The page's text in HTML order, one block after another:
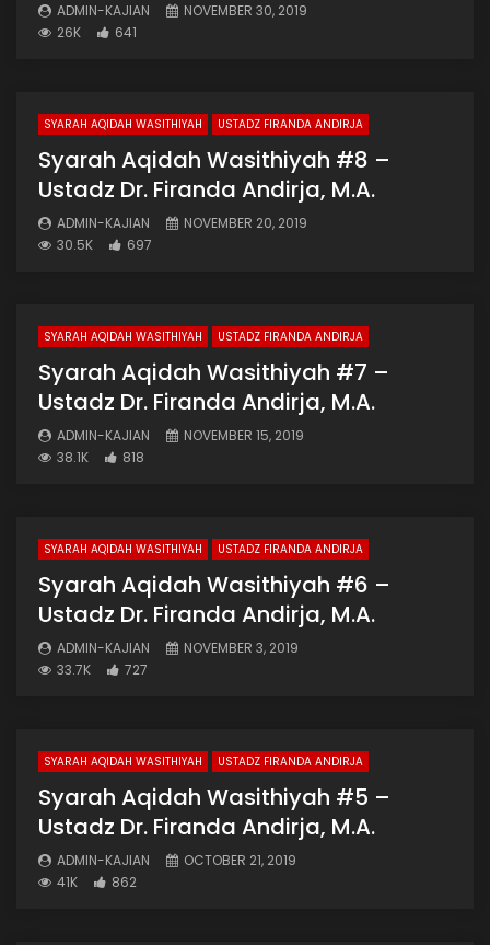
ADMIN-KAJIAN
NOVEMBER 30, 2019
26K
641
SYARAH AQIDAH WASITHIYAH USTADZ FIRANDA ANDIRJA
Syarah Aqidah Wasithiyah #8 –
Ustadz Dr. Firanda Andirja, M.A.
ADMIN-KAJIAN
NOVEMBER 20, 2019
30.5K
697
SYARAH AQIDAH WASITHIYAH USTADZ FIRANDA ANDIRJA
Syarah Aqidah Wasithiyah #7 –
Ustadz Dr. Firanda Andirja, M.A.
ADMIN-KAJIAN
NOVEMBER 15, 2019
38.1K
818
SYARAH AQIDAH WASITHIYAH USTADZ FIRANDA ANDIRJA
Syarah Aqidah Wasithiyah #6 –
Ustadz Dr. Firanda Andirja, M.A.
ADMIN-KAJIAN
NOVEMBER 3, 2019
33.7K
727
SYARAH AQIDAH WASITHIYAH USTADZ FIRANDA ANDIRJA
Syarah Aqidah Wasithiyah #5 –
Ustadz Dr. Firanda Andirja, M.A.
ADMIN-KAJIAN
OCTOBER 21, 2019
41K
862